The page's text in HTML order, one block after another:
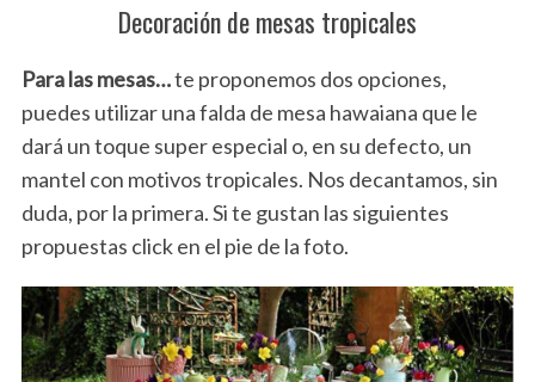
Decoración de mesas tropicales
Para las mesas…te proponemos dos opciones,
puedes utilizar una falda de mesa hawaiana que le
dará un toque super especial o, en su defecto, un
mantel con motivos tropicales. Nos decantamos, sin
duda, por la primera. Si te gustan las siguientes
propuestas click en el pie de la foto.